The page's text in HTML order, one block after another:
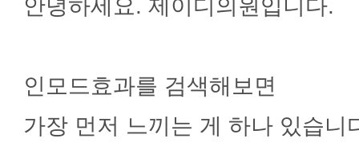
안녕하세요. 제이디의원입니다.
인모드효과를 검색해보면
가장 먼저 느끼는 게 하나 있습니